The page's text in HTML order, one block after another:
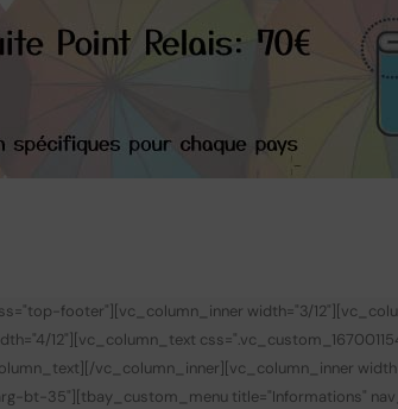
footer"][vc_column_inner width="3/
12"][vc_column_text
vc_column_inner][vc_column_inner
bt-35"][tbay_custom_menu title="Informations"